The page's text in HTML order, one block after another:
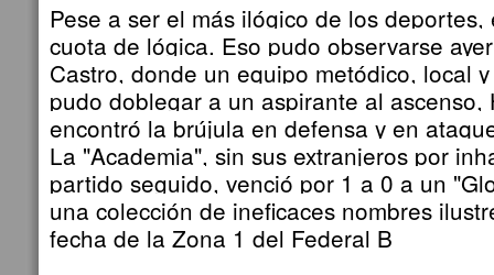
Pese a ser el más ilógico de los
cuota de lógica. Eso pudo observarse
Castro, donde un equipo metódico, local
pudo doblegar a un aspirante al ascenso,
encontró la brújula en defensa y en
La "Academia", sin sus extranjeros por
partido seguido, venció por 1 a 0 a un
una colección de ineficaces nombres
fecha de la Zona 1 del Federal B